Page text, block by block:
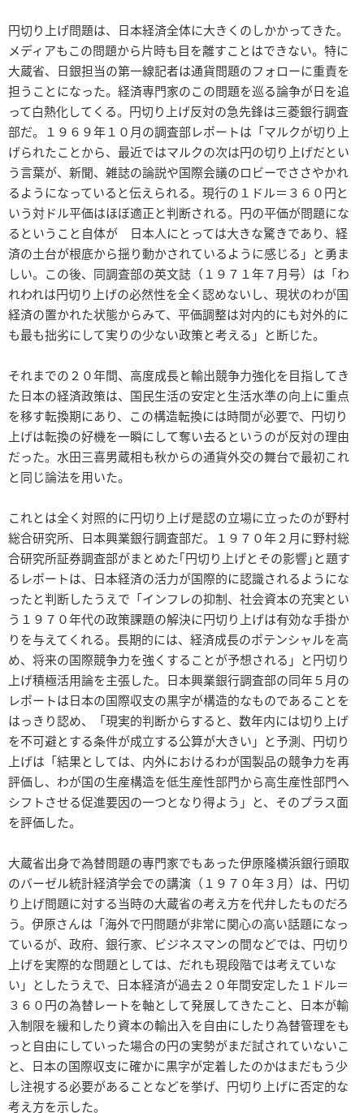
円切り上げ問題は、日本経済全体に大きくのしかかってきた。
メディアもこの問題から片時も目を離すことはできない。特に
大蔵省、日銀担当の第一線記者は通貨問題のフォローに重責を
担うことになった。経済専門家のこの問題を巡る論争が日を追
って白熱化してくる。円切り上げ反対の急先鋒は三菱銀行調査
部だ。１９６９年１０月の調査部レポートは「マルクが切り上
げられたことから、最近ではマルクの次は円の切り上げだとい
う言葉が、新聞、雑誌の論説や国際会議のロビーでささやかれ
るようになっていると伝えられる。現行の１ドル＝３６０円と
いう対ドル平価はほぼ適正と判断される。円の平価が問題にな
るということ自体が 日本人にとっては大きな驚きであり、経
済の土台が根底から揺り動かされているように感じる」と勇ま
しい。この後、同調査部の英文誌（１９７１年７月号）は「わ
れわれは円切り上げの必然性を全く認めないし、現状のわが国
経済の置かれた状態からみて、平価調整は対内的にも対外的に
も最も拙劣にして実りの少ない政策と考える」と断じた。
それまでの２０年間、高度成長と輸出競争力強化を目指してき
た日本の経済政策は、国民生活の安定と生活水準の向上に重点
を移す転換期にあり、この構造転換には時間が必要で、円切り
上げは転換の好機を一瞬にして奪い去るというのが反対の理由
だった。水田三喜男蔵相も秋からの通貨外交の舞台で最初これ
と同じ論法を用いた。
これとは全く対照的に円切り上げ是認の立場に立ったのが野村
総合研究所、日本興業銀行調査部だ。１９７０年２月に野村総
合研究所証券調査部がまとめた｢円切り上げとその影響｣と題す
るレポートは、日本経済の活力が国際的に認識されるようにな
ったと判断したうえで「インフレの抑制、社会資本の充実とい
う１９７０年代の政策課題の解決に円切り上げは有効な手掛か
りを与えてくれる。長期的には、経済成長のポテンシャルを高
め、将来の国際競争力を強くすることが予想される」と円切り
上げ積極活用論を主張した。日本興業銀行調査部の同年５月の
レポートは日本の国際収支の黒字が構造的なものであることを
はっきり認め、「現実的判断からすると、数年内には切り上げ
を不可避とする条件が成立する公算が大きい」と予測、円切り
上げは「結果としては、内外におけるわが国製品の競争力を再
評価し、わが国の生産構造を低生産性部門から高生産性部門へ
シフトさせる促進要因の一つとなり得よう」と、そのプラス面
を評価した。
大蔵省出身で為替問題の専門家でもあった伊原隆横浜銀行頭取
のバーゼル統計経済学会での講演（１９７０年３月）は、円切
り上げ問題に対する当時の大蔵省の考え方を代弁したものだろ
う。伊原さんは「海外で円問題が非常に関心の高い話題になっ
ているが、政府、銀行家、ビジネスマンの間などでは、円切り
上げを実際的な問題としては、だれも現段階では考えていな
い」としたうえで、日本経済が過去２０年間安定した１ドル＝
３６０円の為替レートを軸として発展してきたこと、日本が輸
入制限を緩和したり資本の輸出入を自由にしたり為替管理をも
っと自由にしていった場合の円の実勢がまだ試されていないこ
と、日本の国際収支に確かに黒字が定着したのかはまだもう少
し注視する必要があることなどを挙げ、円切り上げに否定的な
考え方を示した。